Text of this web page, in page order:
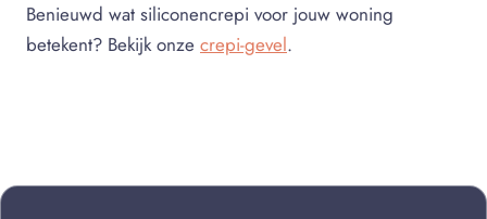
Benieuwd wat siliconencrepi voor jouw woning
betekent? Bekijk onze crepi-gevel.